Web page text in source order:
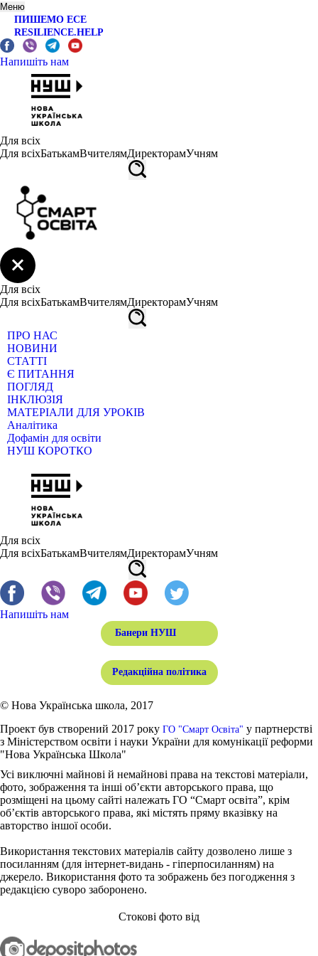
Меню
ПИШЕМО ЕСЕ
RESILIENCE.HELP
Напишіть нам
Для всіх
Для всіхБатькамВчителямДиректорамУчням
Для всіх
Для всіхБатькамВчителямДиректорамУчням
ПРО НАС
НОВИНИ
СТАТТІ
Є ПИТАННЯ
ПОГЛЯД
ІНКЛЮЗІЯ
МАТЕРІАЛИ ДЛЯ УРОКІВ
Аналітика
Дофамін для освіти
НУШ КОРОТКО
Для всіх
Для всіхБатькамВчителямДиректорамУчням
Напишіть нам
Банери НУШ
Редакційна політика
© Нова Українська школа, 2017
Проект був створений 2017 року ГО "Смарт Освіта" у партнерстві
з Міністерством освіти і науки України для комунікації реформи
"Нова Українська Школа"
Усі виключні майнові й немайнові права на текстові матеріали,
фото, зображення та інші об’єкти авторського права, що
розміщені на цьому сайті належать ГО “Смарт освіта”, крім
об’єктів авторського права, які містять пряму вказівку на
авторство іншої особи.
Використання текстових матеріалів сайту дозволено лише з
посиланням (для інтернет-видань - гіперпосиланням) на
джерело. Використання фото та зображень без погодження з
редакцією суворо заборонено.
Стокові фото від